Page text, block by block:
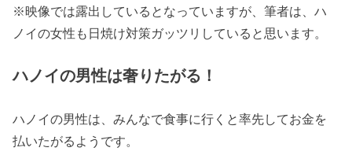
※映像では露出しているとなっていますが、筆者は、ハ
ノイの女性も日焼け対策ガッツリしていると思います。
ハノイの男性は奢りたがる！
ハノイの男性は、みんなで食事に行くと率先してお金を
払いたがるようです。